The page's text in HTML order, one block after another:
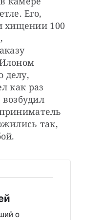
Его,
хищении 100
делу,
как раз
так,
о